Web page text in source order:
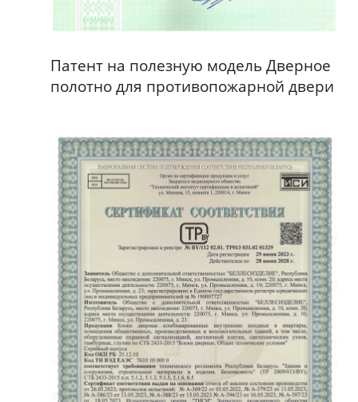
Патент на полезную модель Дверное
полотно для противопожарной двери